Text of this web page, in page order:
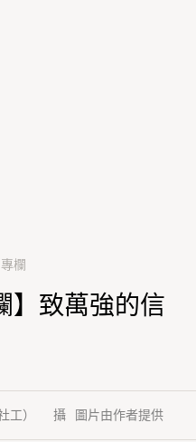
專欄
】致萬強的信
） 圖片由作者提供